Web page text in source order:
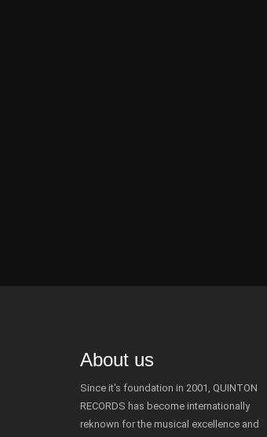
About us
Since it's foundation in 2001, QUINTON
RECORDS has become internationally
reknown for the musical excellence and